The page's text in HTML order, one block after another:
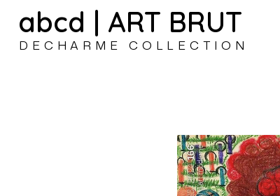
abcd | ART BRUT
DECHARME COLLECTION